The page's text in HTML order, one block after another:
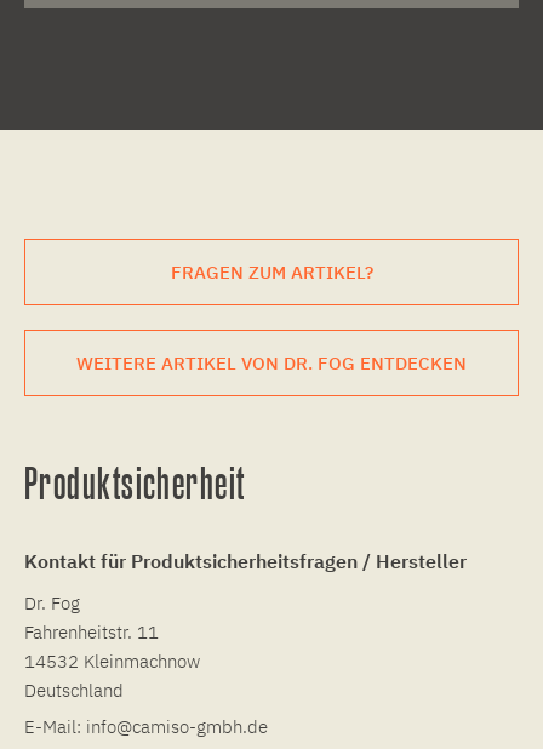
FRAGEN ZUM ARTIKEL?
WEITERE ARTIKEL VON DR. FOG ENTDECKEN
Produktsicherheit
Kontakt für Produktsicherheitsfragen / Hersteller
Dr. Fog
Fahrenheitstr. 11
14532 Kleinmachnow
Deutschland
E-Mail: info@camiso-gmbh.de